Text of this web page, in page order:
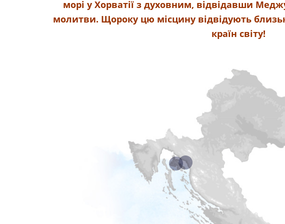
морі у Хорватії з духовним, відвідавши
молитви. Щороку цю місцину відвідують
країн світу!